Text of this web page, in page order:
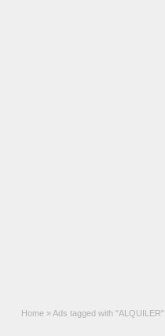
Home » Ads tagged with "ALQUILER"